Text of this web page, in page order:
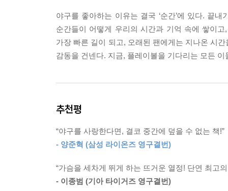
장면 64. 새로운 우타 거포의 탄생 215
장면 65. 신화가 된 사나이 218
장면 66. 301일 동안의 위대한 여정 220
장면 67. 아버지의 이름으로 222
장면 71. 거포의 계보를 다시 쓰다 235
장면 72. 불멸의 투수, 최동원 237
장면 73. 타격의 달인, 장효조 240
장면 75. 연습생 신화, 장종훈 246
장면 76. 바람의 아들, 이종범 249
이런 상황에서 이대호는 8월 4일 두산전부터 8월
진은 MLB.com에도 소개되며 세계적인 화제를 모
등장시켰다.
- 본문 263쪽 중에서
야구를 좋아하는 이유는 결국 ‘순간’에 있다. 끝
순간들이 어떻게 우리의 시간과 기억 속에 쌓이
가장 빠른 길이 되고, 오래된 팬에게는 지나온 시
감동을 건넨다. 지금, 플레이볼을 기다리는 모든
추천평
“야구를 사랑한다면, 결코 중간에 덮을 수 없는 책!”
- 양준혁 (삼성 라이온즈 영구결번)
“가슴을 세차게 뛰게 하는 뜨거운 열정! 단연 최고
- 이종범 (기아 타이거즈 영구결번)